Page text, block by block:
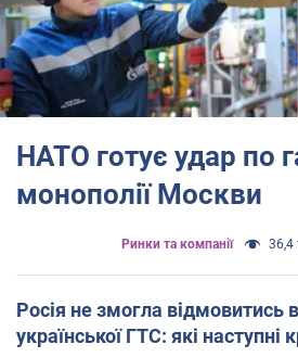
НАТО готує удар по
монополії Москви
Ринки та компанії 36,4
Росія не змогла відмовитись
української ГТС: які наступні